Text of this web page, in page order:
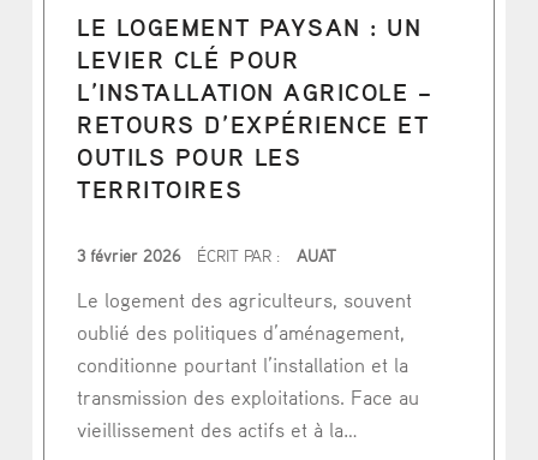
LE LOGEMENT PAYSAN : UN
LEVIER CLÉ POUR
L’INSTALLATION AGRICOLE –
RETOURS D’EXPÉRIENCE ET
OUTILS POUR LES
TERRITOIRES
3 février 2026 ÉCRIT PAR : AUAT
Le logement des agriculteurs, souvent
oublié des politiques d’aménagement,
conditionne pourtant l’installation et la
transmission des exploitations. Face au
vieillissement des actifs et à la…